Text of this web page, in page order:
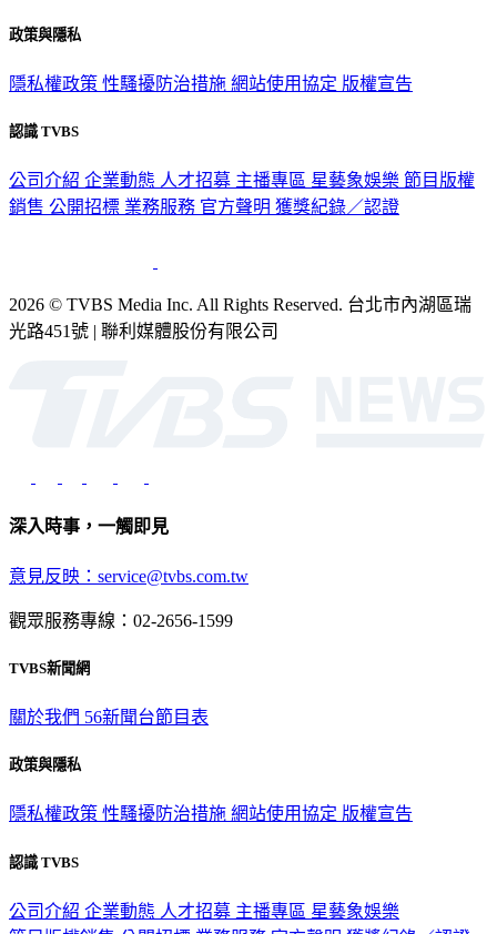
政策與隱私
隱私權政策 性騷擾防治措施 網站使用協定 版權宣告
認識 TVBS
公司介紹 企業動態 人才招募 主播專區 星藝象娛樂 節目版權
銷售 公開招標 業務服務 官方聲明 獲獎紀錄／認證
2026 © TVBS Media Inc. All Rights Reserved. 台北市內湖區瑞
光路451號 | 聯利媒體股份有限公司
深入時事，一觸即見
意見反映：service@tvbs.com.tw
觀眾服務專線：02-2656-1599
TVBS新聞網
關於我們 56新聞台節目表
政策與隱私
隱私權政策 性騷擾防治措施 網站使用協定 版權宣告
認識 TVBS
公司介紹 企業動態 人才招募 主播專區 星藝象娛樂